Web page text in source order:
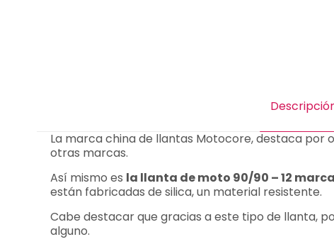
La marca china de llantas Motocore, destaca
otras marcas.
Así mismo es la llanta de moto 90/90 – 12
están fabricadas de silica, un material resistente.
Cabe destacar que gracias a este tipo de llanta,
alguno.